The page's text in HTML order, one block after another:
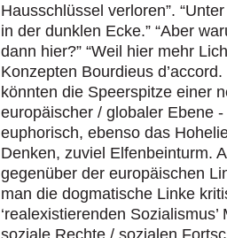
Hausschlüssel verloren”.
in der dunklen Ecke.” “Aber
dann hier?” “Weil hier mehr
Konzepten Bourdieus
könnten die Speerspitze einer
europäischer / globaler Ebene
euphorisch, ebenso das
Denken, zuviel Elfenbeinturm.
gegenüber der europäischen
man die dogmatische Linke
‘realexistierenden
soziale Rechte / sozialen